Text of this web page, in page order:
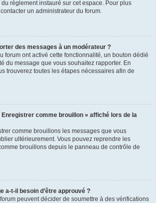
règlement instauré sur cet espace. Pour plus
un administrateur du forum.
des messages à un modérateur ?
forum ont activé cette fonctionnalité, un bouton dédié
du message que vous souhaitez rapporter. En
trouverez toutes les étapes nécessaires afin de
comme brouillon » affiché lors de la
comme brouillons les messages que vous
ultérieurement. Vous pouvez reprendre les
brouillons depuis le panneau de contrôle de
a-t-il besoin d’être approuvé ?
peuvent décider de soumettre à des vérifications